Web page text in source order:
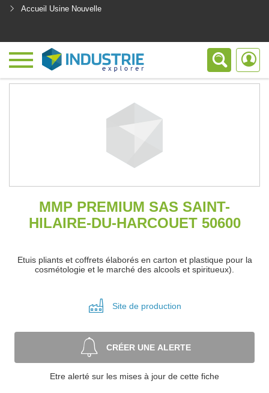
Accueil Usine Nouvelle
MMP PREMIUM SAS SAINT-
HILAIRE-DU-HARCOUET 50600
Etuis pliants et coffrets élaborés en carton et plastique pour la
cosmétologie et le marché des alcools et spiritueux).
Site de production
CRÉER UNE ALERTE
Etre alerté sur les mises à jour de cette fiche